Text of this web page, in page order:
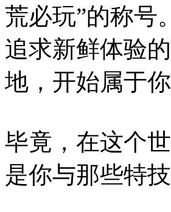
荒必玩”的称号
追求新鲜体验
地，开始属于
毕竟，在这个
是你与那些特